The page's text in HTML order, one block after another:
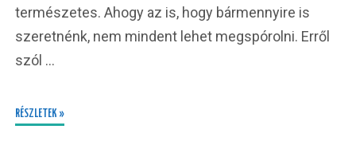
természetes. Ahogy az is, hogy bármennyire is
szeretnénk, nem mindent lehet megspórolni. Erről
szól …
RÉSZLETEK »